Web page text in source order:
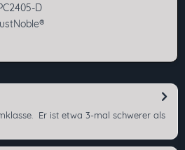
D
Er ist etwa 3-mal schwerer als